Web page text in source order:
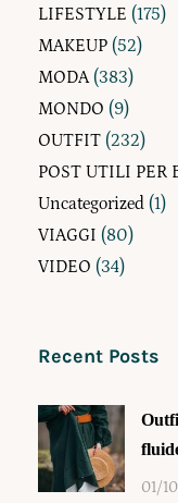
LIFESTYLE (175)
MAKEUP (52)
MODA(383)
MONDO (9)
OUTFIT (232)
POST UTILI PER
Uncategorized (1)
VIAGGI (80)
VIDEO (34)
Recent Posts
01/